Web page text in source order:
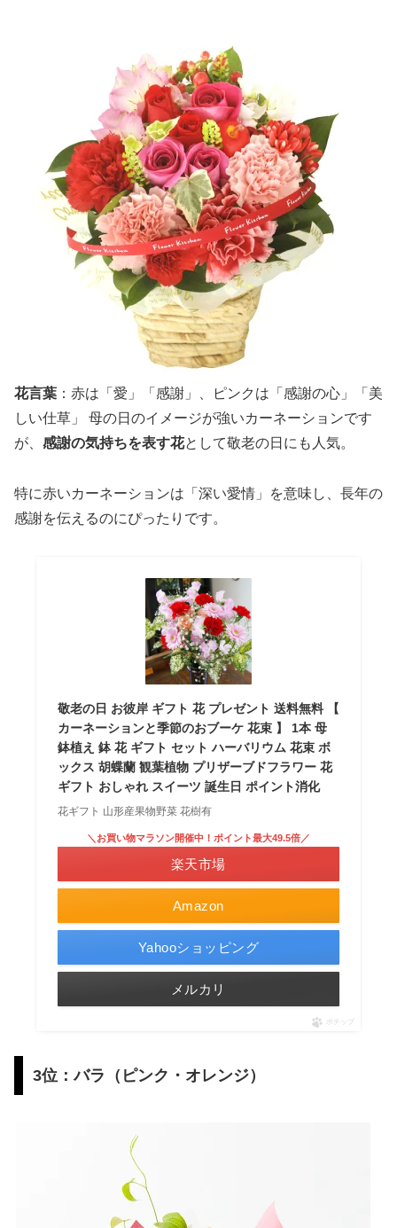
花言葉 ：赤は「愛」「感謝」、ピンクは「感謝の心」「美
しい仕草」 母の日のイメージが強いカーネーションです
が、 感謝の気持ちを表す花として敬老の日にも人気。
特に赤いカーネーションは「深い愛情」を意味し、長年の
感謝を伝えるのにぴったりです。
敬老の日 お彼岸 ギフト 花 プレゼント 送料無料 【
カーネーションと季節のおブーケ 花束 】 1本 母
鉢植え 鉢 花 ギフト セット ハーバリウム 花束 ボ
ックス 胡蝶蘭 観葉植物 プリザーブドフラワー 花
ギフト おしゃれ スイーツ 誕生日 ポイント消化
花ギフト 山形産果物野菜 花樹有
Amazon
＼お買い物マラソン開催中！ポイント最大49.5倍／
楽天市場
Yahooショッピング
メルカリ
ポチップ
3位：バラ（ピンク・オレンジ）